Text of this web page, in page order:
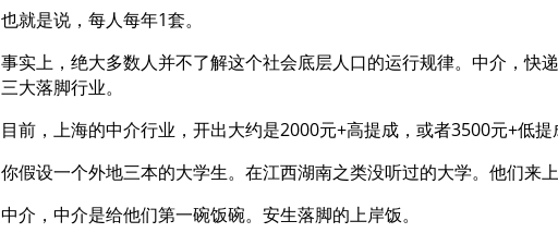
也就是说，每人每年1套。
事实上，绝大多数人并不了解这个社会底层人口的运行规律。中介，快
三大落脚行业。
目前，上海的中介行业，开出大约是2000元+高提成，或者3500元+低提
你假设一个外地三本的大学生。在江西湖南之类没听过的大学。他们来上
中介，中介是给他们第一碗饭碗。安生落脚的上岸饭。